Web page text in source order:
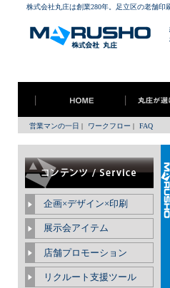
株式会社丸庄は創業280年。足立区の老舗
営業マンの一日 | ワークフロー | FAQ
企画×デザイン×印刷
展示会アイテム
店舗プロモーション
リクルート支援ツール